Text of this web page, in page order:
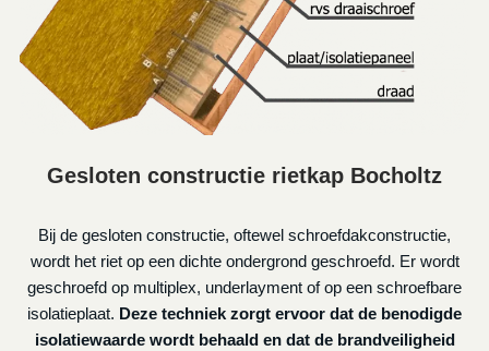
Gesloten constructie rietkap Bocholtz
Bij de gesloten constructie, oftewel schroefdakconstructie,
wordt het riet op een dichte ondergrond geschroefd. Er wordt
geschroefd op multiplex, underlayment of op een schroefbare
isolatieplaat. Deze techniek zorgt ervoor dat de benodigde
isolatiewaarde wordt behaald en dat de brandveiligheid